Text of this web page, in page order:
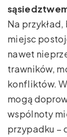
Na
miejsc
nawet
trawników,
konfliktów.
mogą
wspólnoty
przypadku –